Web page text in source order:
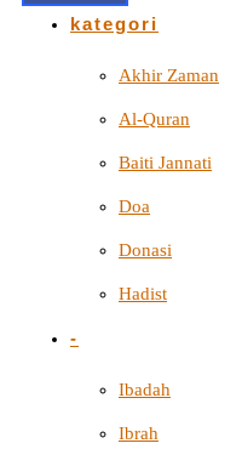
kategori
Akhir Zaman
Al-Quran
Baiti Jannati
Doa
Donasi
Hadist
-
Ibadah
Ibrah